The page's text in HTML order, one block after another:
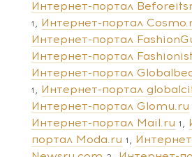
Интернет-портал
1 Интернет-портал
Интернет-портал
Интернет-портал
Интернет-портал
1 Интернет-портал
Интернет-портал Glomu.ru
Интернет-портал Mail.ru 1
портал Moda.ru 1